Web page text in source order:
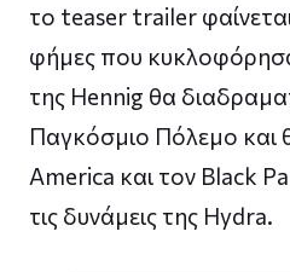
το teaser trailer
φήμες που
της Hennig θα
Παγκόσμιο Πόλεμο και
America και τον Black
τις δυνάμεις της Hydra.